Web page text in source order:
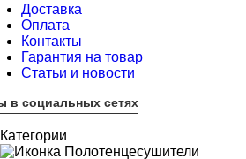
Доставка
Оплата
Контакты
Гарантия на товар
Статьи и новости
в социальных сетях
Категории